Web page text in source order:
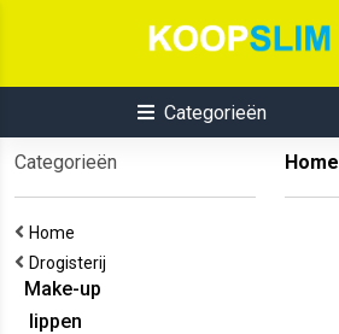
Categorieën
Categorieën
Home
Drogisterij
Make-up
lippen
Home